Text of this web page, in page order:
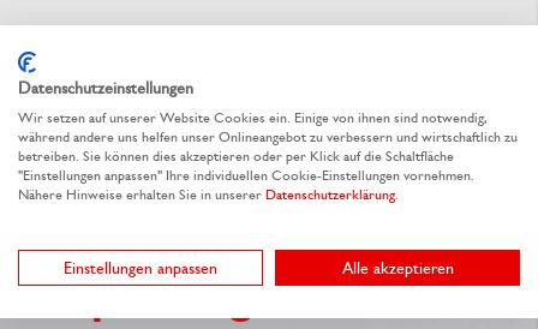
Sie möchten dieses Produkt individualisieren?
Verpackungen
Datenschutzeinstellungen
Wir setzen auf unserer Website Cookies ein. Einige von ihnen sind notwendig,
während andere uns helfen unser Onlineangebot zu verbessern und wirtschaftlich zu
betreiben. Sie können dies akzeptieren oder per Klick auf die Schaltfläche
"Einstellungen anpassen" Ihre individuellen Cookie-Einstellungen vornehmen.
Nähere Hinweise erhalten Sie in unserer Datenschutzerklärung.
Einstellungen anpassen Alle akzeptieren